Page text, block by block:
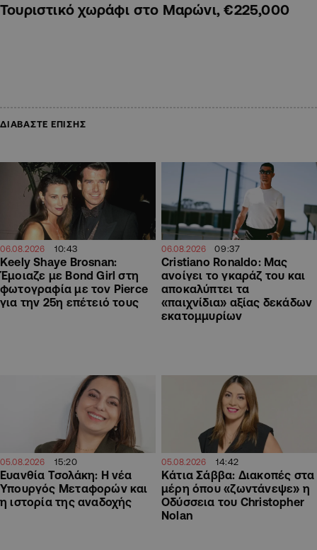
Τουριστικό χωράφι στο Μαρώνι, €225,000
ΔΙΑΒΑΣΤΕ ΕΠΙΣΗΣ
06.08.2026 10:43
Keely Shaye Brosnan:
Έμοιαζε με Bond Girl στη
φωτογραφία με τον Pierce
για την 25η επέτειό τους
06.08.2026 09:37
Cristiano Ronaldo: Μας
ανοίγει το γκαράζ του και
αποκαλύπτει τα
«παιχνίδια» αξίας δεκάδων
εκατομμυρίων
05.08.2026 15:20
Ευανθία Τσολάκη: Η νέα
Υπουργός Μεταφορών και
η ιστορία της αναδοχής
05.08.2026 14:42
Κάτια Σάββα: Διακοπές στα
μέρη όπου «ζωντάνεψε» η
Οδύσσεια του Christopher
Nolan